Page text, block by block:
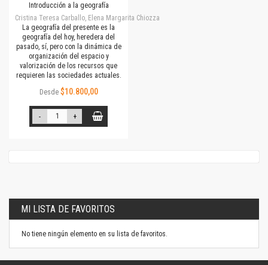
Introducción a la geografía
Cristina Teresa Carballo, Elena Margarita Chiozza
La geografía del presente es la
geografía del hoy, heredera del
pasado, sí, pero con la dinámica de
organización del espacio y
valorización de los recursos que
requieren las sociedades actuales.
Desde $10.800,00
- +
MI LISTA DE FAVORITOS
No tiene ningún elemento en su lista de favoritos.